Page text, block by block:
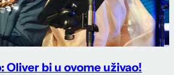
Oliver bi u ovome uživao!